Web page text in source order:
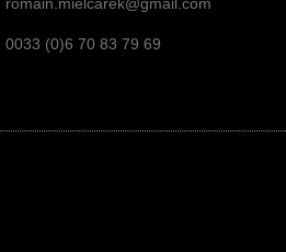
0033 (0)6 70 83 79 69